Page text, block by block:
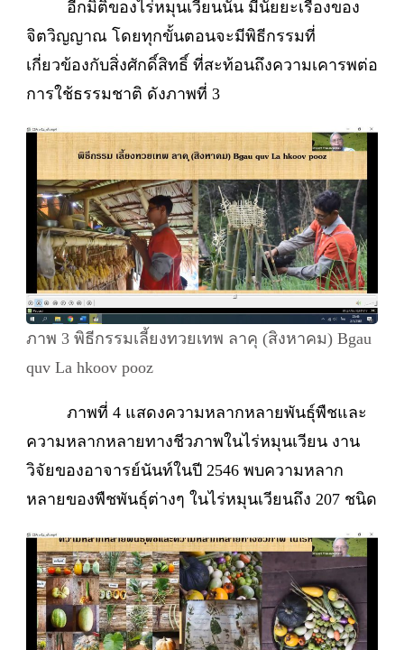
อีกมิติของไร่หมุนเวียนนั้น มีนัยยะเรื่องของ
จิตวิญญาณ โดยทุกขั้นตอนจะมีพิธีกรรมที่
เกี่ยวข้องกับสิ่งศักดิ์สิทธิ์ ที่สะท้อนถึงความเคารพต่อ
การใช้ธรรมชาติ ดังภาพที่ 3
ภาพ 3 พิธีกรรมเลี้ยงทวยเทพ ลาคุ (สิงหาคม) Bgau
quv La hkoov pooz
ภาพที่ 4 แสดงความหลากหลายพันธุ์พืชและ
ความหลากหลายทางชีวภาพในไร่หมุนเวียน งาน
วิจัยของอาจารย์นันท์ในปี 2546 พบความหลาก
หลายของพืชพันธุ์ต่างๆ ในไร่หมุนเวียนถึง 207 ชนิด